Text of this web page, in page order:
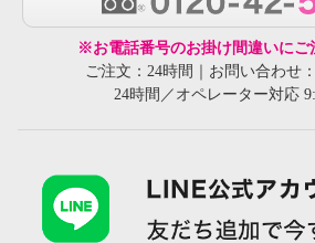
※お電話番号のお掛け間違いにご
ご注文：24時間｜お問い合わせ
24時間／オペレーター対応